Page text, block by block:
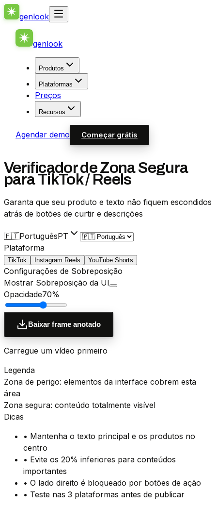
genlook
genlook
Produtos
Plataformas
Preços
Recursos
Agendar demo Começar grátis
Verificador de Zona Segura
para TikTok / Reels
Garanta que seu produto e texto não fiquem escondidos
atrás de botões de curtir e descrições
🇵🇹PortuguêsPT
Plataforma
TikTok Instagram Reels YouTube Shorts
Configurações de Sobreposição
Mostrar Sobreposição da UI
Opacidade70%
Baixar frame anotado
Carregue um vídeo primeiro
Legenda
Zona de perigo: elementos da interface cobrem esta
área
Zona segura: conteúdo totalmente visível
Dicas
• Mantenha o texto principal e os produtos no
centro
• Evite os 20% inferiores para conteúdos
importantes
• O lado direito é bloqueado por botões de ação
• Teste nas 3 plataformas antes de publicar